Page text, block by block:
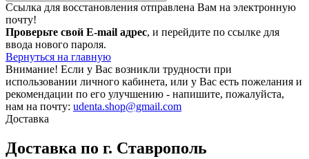
Ссылка для восстановления отправлена Вам на электронную
почту!
Проверьте свой E-mail адрес, и перейдите по ссылке для
ввода нового пароля.
Вернуться на главную
Внимание! Если у Вас возникли трудности при
использовании личного кабинета, или у Вас есть пожелания и
рекомендации по его улучшению - напишите, пожалуйста,
нам на почту: udenta.shop@gmail.com
Доставка
Доставка по г. Ставрополь